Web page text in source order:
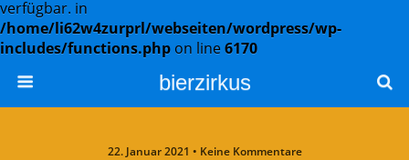
verfügbar. in
/home/li62w4zurprl/webseiten/wordpress/wp-
includes/functions.php on line6170
bierzirkus
22. Januar 2021 • Keine Kommentare